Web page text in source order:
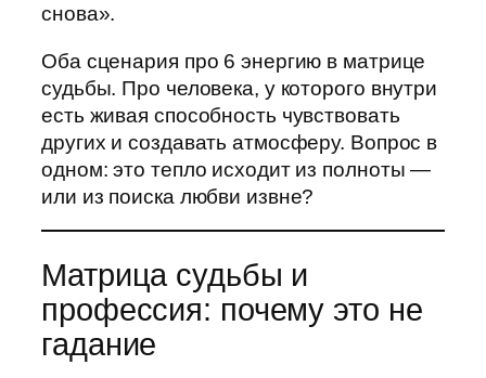
снова».
Оба сценария про 6 энергию в матрице
судьбы. Про человека, у которого внутри
есть живая способность чувствовать
других и создавать атмосферу. Вопрос в
одном: это тепло исходит из полноты —
или из поиска любви извне?
Матрица судьбы и
профессия: почему это не
гадание